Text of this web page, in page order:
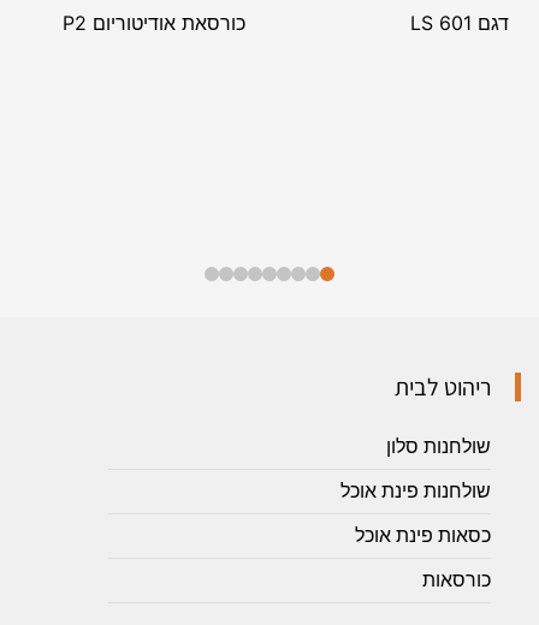
דגם LS 601 כורסאת אודיטוריום P2
ריהוט לבית
שולחנות סלון
שולחנות פינת אוכל
כסאות פינת אוכל
כורסאות